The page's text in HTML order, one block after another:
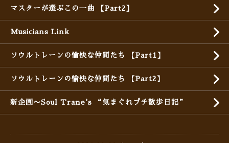
マスターが選ぶこの一曲 【Part2】
Musicians Link
ソウルトレーンの愉快な仲間たち 【Part1】
ソウルトレーンの愉快な仲間たち 【Part2】
新企画〜Soul Trane's “気まぐれプチ散歩日記”